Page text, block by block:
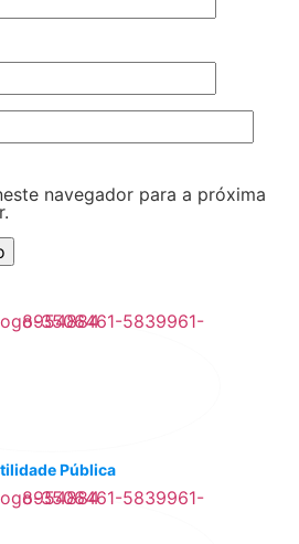
navegador para a próxima
Pública